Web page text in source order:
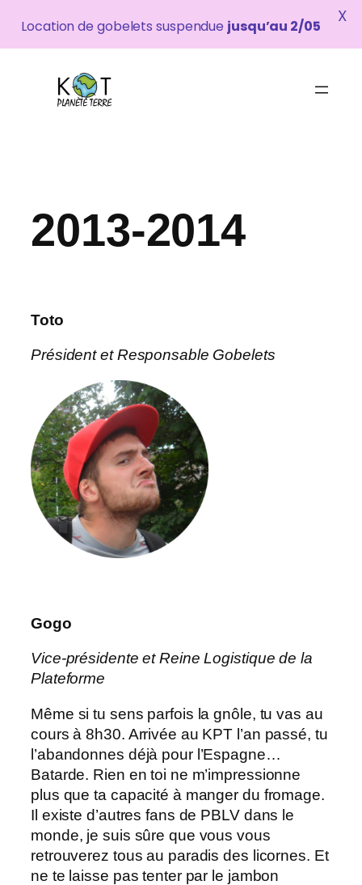
contenu
2013-2014
Toto
Président et Responsable Gobelets
Gogo
Vice-présidente et Reine Logistique de la
Plateforme
Même si tu sens parfois la gnôle, tu vas au
cours à 8h30. Arrivée au KPT l’an passé, tu
l’abandonnes déjà pour l’Espagne…
Batarde. Rien en toi ne m’impressionne
plus que ta capacité à manger du fromage.
Il existe d’autres fans de PBLV dans le
monde, je suis sûre que vous vous
retrouverez tous au paradis des licornes. Et
ne te laisse pas tenter par le jambon
Location de gobelets suspendue jusqu’au 2/05
X